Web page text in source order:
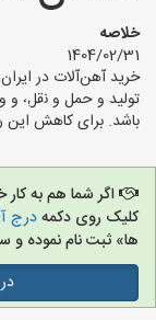
خلاصه
1404/02/31
خرید آهن‌آلات در
تولید و حمل و نقل، و
باشد. برای کاهش
اگر شما هم به
کلیک روی دکمهدرج
ها» ثبت نام نموده و